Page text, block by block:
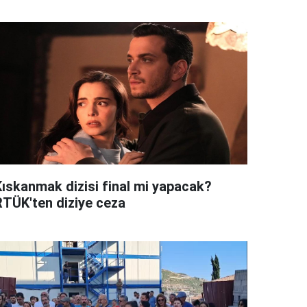
dizisi final mi yapacak?
diziye ceza